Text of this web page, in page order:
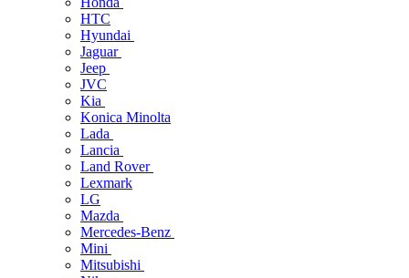
HTC
Hyundai
Jaguar
Jeep
JVC
Kia
Konica Minolta
Lada
Lancia
Land Rover
Lexmark
LG
Mazda
Mercedes-Benz
Mini
Mitsubishi